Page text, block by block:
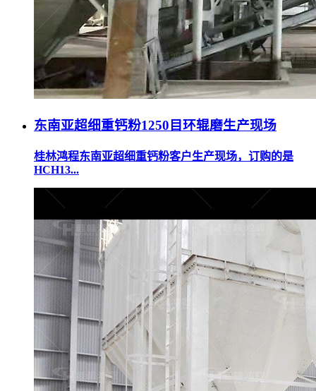
东南亚超细重钙粉1250目环辊磨生产现场
桂林鸿程东南亚超细重钙粉客户生产现场，订购的是
HCH13...